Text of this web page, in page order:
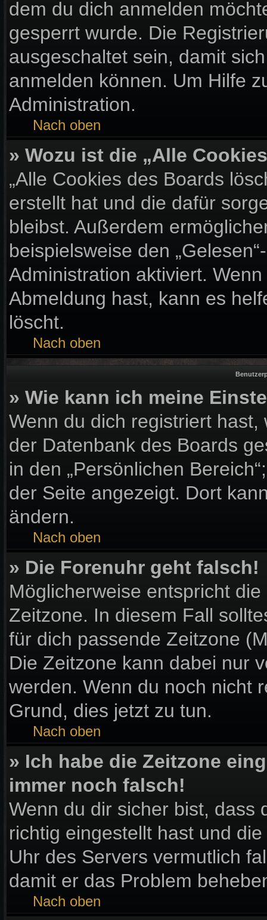
dem du dich anmelden
gesperrt wurde. Die
ausgeschaltet sein, damit
anmelden können. Um Hilfe
Administration.
Nach oben
» Wozu ist die „Alle
„Alle Cookies des Boards
erstellt hat und die dafür
bleibst. Außerdem
beispielsweise den
Administration aktiviert.
Abmeldung hast, kann es
löscht.
Nach oben
» Wie kann ich meine
Wenn du dich registriert
der Datenbank des Boards
in den „Persönlichen
der Seite angezeigt. Dort
ändern.
Nach oben
» Die Forenuhr geht falsch!
Möglicherweise entspricht
Zeitzone. In diesem Fall
für dich passende Zeitzone
Die Zeitzone kann dabei nur
werden. Wenn du noch nicht
Grund, dies jetzt zu tun.
Nach oben
» Ich habe die Zeitzone
immer noch falsch!
Wenn du dir sicher bist, dass
richtig eingestellt hast und
Uhr des Servers vermutlich
damit er das Problem
Nach oben